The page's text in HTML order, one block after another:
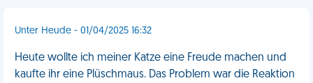
Unter Heude - 01/04/2025 16:32
Heute wollte ich meiner Katze eine Freude machen und
kaufte ihr eine Plüschmaus. Das Problem war die Reaktion